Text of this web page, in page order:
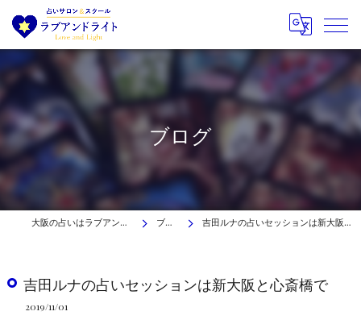
ブログ
大阪の占いはラブアンドライト ブログ 吉田ルナの占いセッションは新大阪と心斎橋で
吉田ルナの占いセッションは新大阪と心斎橋で
2019/11/01